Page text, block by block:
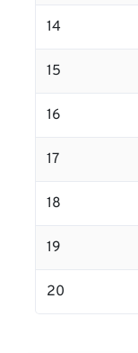
14
15
16
17
18
19
20